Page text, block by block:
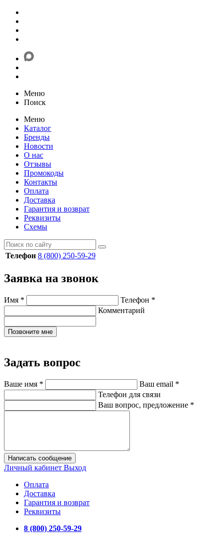
Меню
Поиск
Меню
Каталог
Бренды
Новости
О нас
Отзывы
Промокоды
Контакты
Оплата
Доставка
Гарантия и возврат
Реквизиты
Схемы
Телефон 8 (800) 250-59-29
Заявка на звонок
Имя * Телефон *
Комментарий
Позвоните мне
Задать вопрос
Ваше имя * Ваш email *
Телефон для связи
Ваш вопрос, предложение *
Написать сообщение
Личный кабинет Выход
Оплата
Доставка
Гарантия и возврат
Реквизиты
8 (800) 250-59-29